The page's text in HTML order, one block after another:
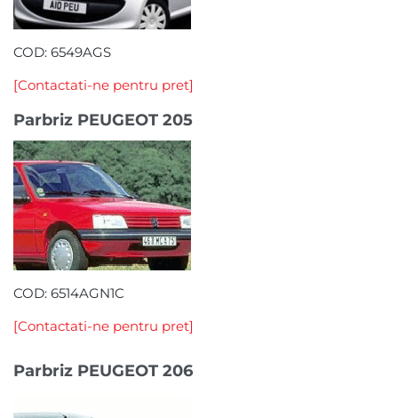
COD: 6549AGS
[Contactati-ne pentru pret]
Parbriz PEUGEOT 205
COD: 6514AGN1C
[Contactati-ne pentru pret]
Parbriz PEUGEOT 206